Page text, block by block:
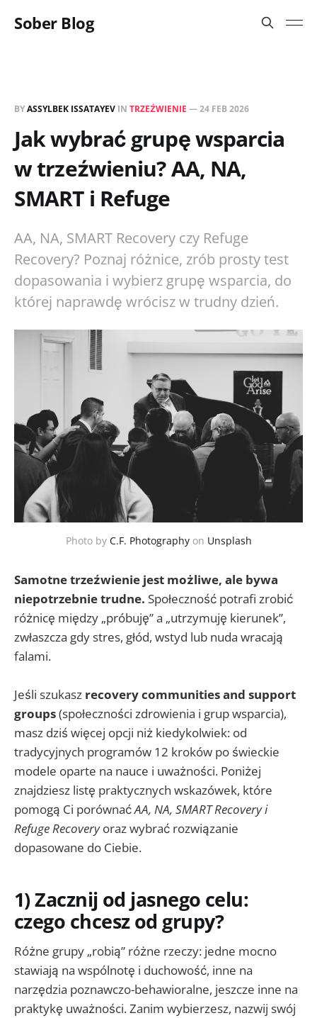
Sober Blog
BYASSYLBEK ISSATAYEV IN TRZEŹWIENIE —24 FEB 2026
Jak wybrać grupę wsparcia
w trzeźwieniu? AA, NA,
SMART i Refuge
AA, NA, SMART Recovery czy Refuge
Recovery? Poznaj różnice, zrób prosty test
dopasowania i wybierz grupę wsparcia, do
której naprawdę wrócisz w trudny dzień.
Photo by C.F. Photographyon Unsplash
Samotne trzeźwienie jest możliwe, ale bywa
niepotrzebnie trudne. Społeczność potrafi zrobić
różnicę między „próbuję” a „utrzymuję kierunek”,
zwłaszcza gdy stres, głód, wstyd lub nuda wracają
falami.
Jeśli szukasz recovery communities and support
groups(społeczności zdrowienia i grup wsparcia),
masz dziś więcej opcji niż kiedykolwiek: od
tradycyjnych programów 12 kroków po świeckie
modele oparte na nauce i uważności. Poniżej
znajdziesz listę praktycznych wskazówek, które
pomogą Ci porównaćAA, NA, SMART Recovery i
Refuge Recoveryoraz wybrać rozwiązanie
dopasowane do Ciebie.
1) Zacznij od jasnego celu:
czego chcesz od grupy?
Różne grupy „robią” różne rzeczy: jedne mocno
stawiają na wspólnotę i duchowość, inne na
narzędzia poznawczo-behawioralne, jeszcze inne na
praktykę uważności. Zanim wybierzesz, nazwij swój